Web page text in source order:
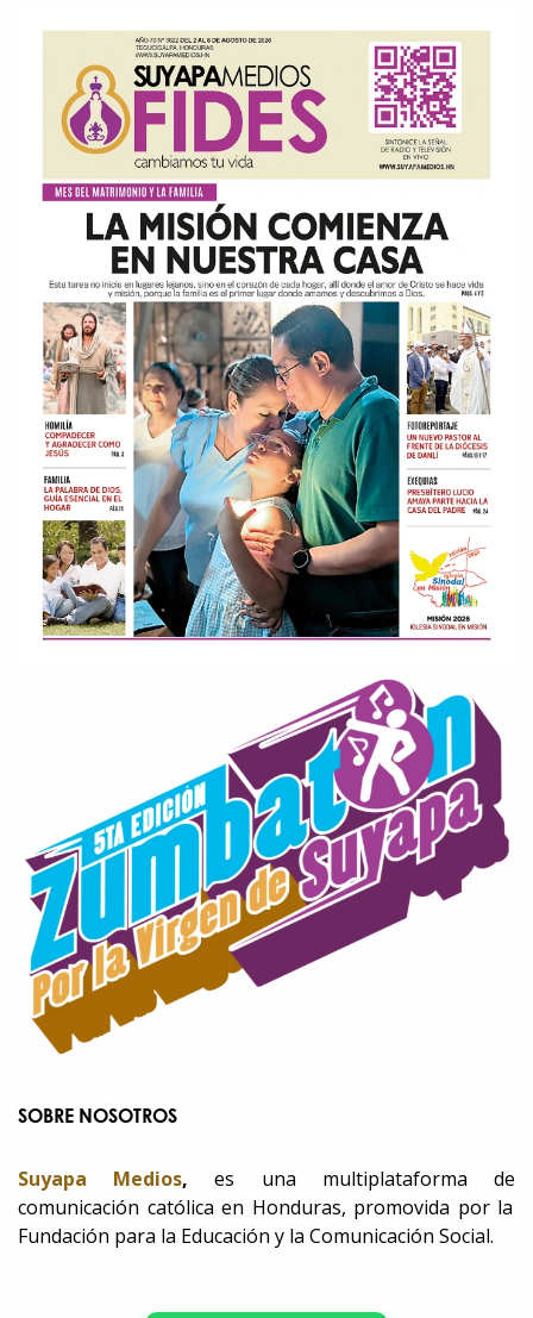
SOBRE NOSOTROS
Suyapa Medios, es una multiplataforma de
comunicación católica en Honduras, promovida por la
Fundación para la Educación y la Comunicación Social.